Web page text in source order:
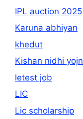
IPL auction 2025
Karuna abhiyan
khedut
Kishan nidhi
letest job
LIC
Lic scholarship